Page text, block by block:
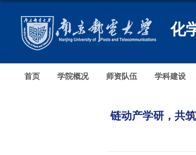
化
首页 学院概况 师资队伍 学科建设
链动产学研，共